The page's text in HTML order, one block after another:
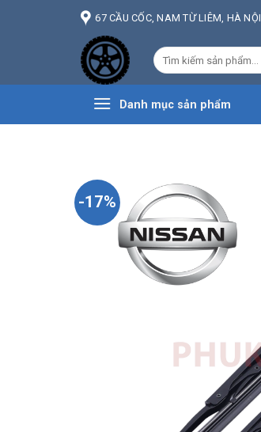
67 CẦU CỐC, NAM TỪ LIÊM, HÀ NỘI
Tìm
kiếm:
Danh mục sản phẩm
-17%